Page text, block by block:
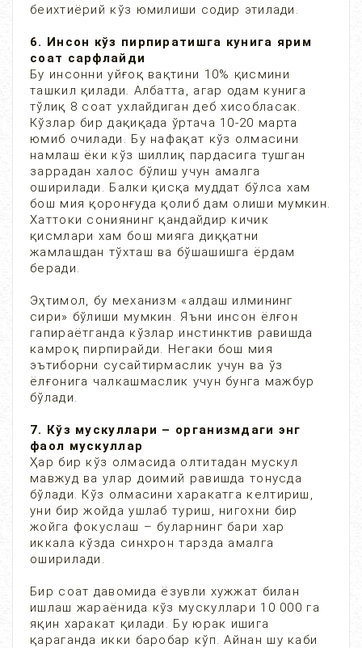
беихтиёрий кўз юмилиши содир этилади.
6. Инсон кўз пирпиратишга кунига ярим
соат сарфлайди
Бу инсонни уйғоқ вақтини 10% қисмини
ташкил қилади. Албатта, агар одам кунига
тўлиқ 8 соат ухлайдиган деб хисобласак.
Кўзлар бир дақиқада ўртача 10-20 марта
юмиб очилади. Бу нафақат кўз олмасини
намлаш ёки кўз шиллиқ пардасига тушган
заррадан халос бўлиш учун амалга
оширилади. Балки қисқа муддат бўлса хам
бош мия қоронғуда қолиб дам олиши мумкин.
Хаттоки сониянинг қандайдир кичик
қисмлари хам бош мияга диққатни
жамлашдан тўхташ ва бўшашишга ёрдам
беради.
Эҳтимол, бу механизм «алдаш илмининг
сири» бўлиши мумкин. Яъни инсон ёлғон
гапираётганда кўзлар инстинктив равишда
камроқ пирпирайди. Негаки бош мия
эътиборни сусайтирмаслик учун ва ўз
ёлғонига чалкашмаслик учун бунга мажбур
бўлади.
7. Кўз мускуллари – организмдаги энг
фаол мускуллар
Ҳар бир кўз олмасида олтитадан мускул
мавжуд ва улар доимий равишда тонусда
бўлади. Кўз олмасини харакатга келтириш,
уни бир жойда ушлаб туриш, нигохни бир
жойга фокуслаш – буларнинг бари хар
иккала кўзда синхрон тарзда амалга
оширилади.
Бир соат давомида ёзувли хужжат билан
ишлаш жараёнида кўз мускуллари 10 000 га
яқин харакат қилади. Бу юрак ишига
қараганда икки баробар кўп. Айнан шу каби